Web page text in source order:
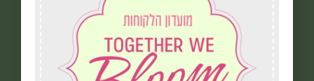
משלוחים במשתלה
יצירת קשר